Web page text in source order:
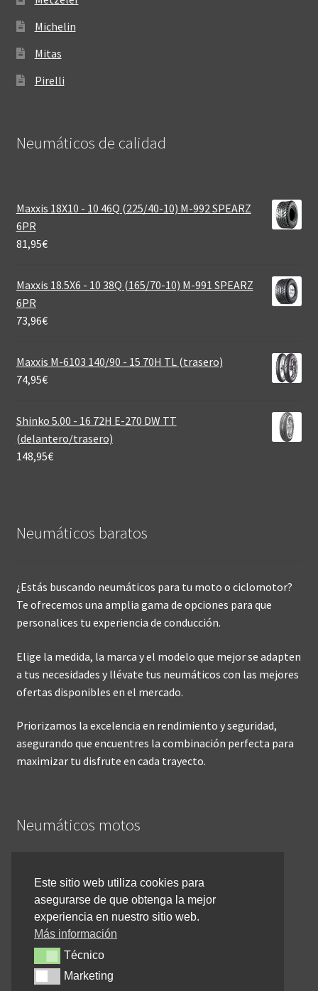
Michelin
Mitas
Pirelli
Neumáticos de calidad‎
Maxxis 18X10 - 10 46Q (225/40-10) M-992 SPEARZ
6PR
81,95€
Maxxis 18.5X6 - 10 38Q (165/70-10) M-991 SPEARZ
6PR
73,96€
Maxxis M-6103 140/90 - 15 70H TL (trasero)
74,95€
Shinko 5.00 - 16 72H E-270 DW TT
(delantero/trasero)
148,95€
Neumáticos baratos
¿Estás buscando neumáticos para tu moto o ciclomotor?
Te ofrecemos una amplia gama de opciones para que
personalices tu experiencia de conducción.
Elige la medida, la marca y el modelo que mejor se adapten
a tus necesidades y llévate tus neumáticos con las mejores
ofertas disponibles en el mercado.
Priorizamos la excelencia en rendimiento y seguridad,
asegurando que encuentres la combinación perfecta para
maximizar tu disfrute en cada trayecto.
Neumáticos motos
Inicio
Cómo comprar online
Devoluciones y reembolsos
Cancelar pedido
Contacto
Este sitio web utiliza cookies para
asegurarse de que obtenga la mejor
experiencia en nuestro sitio web.
Más información
TécnicoTécnico
MarketingMarketing